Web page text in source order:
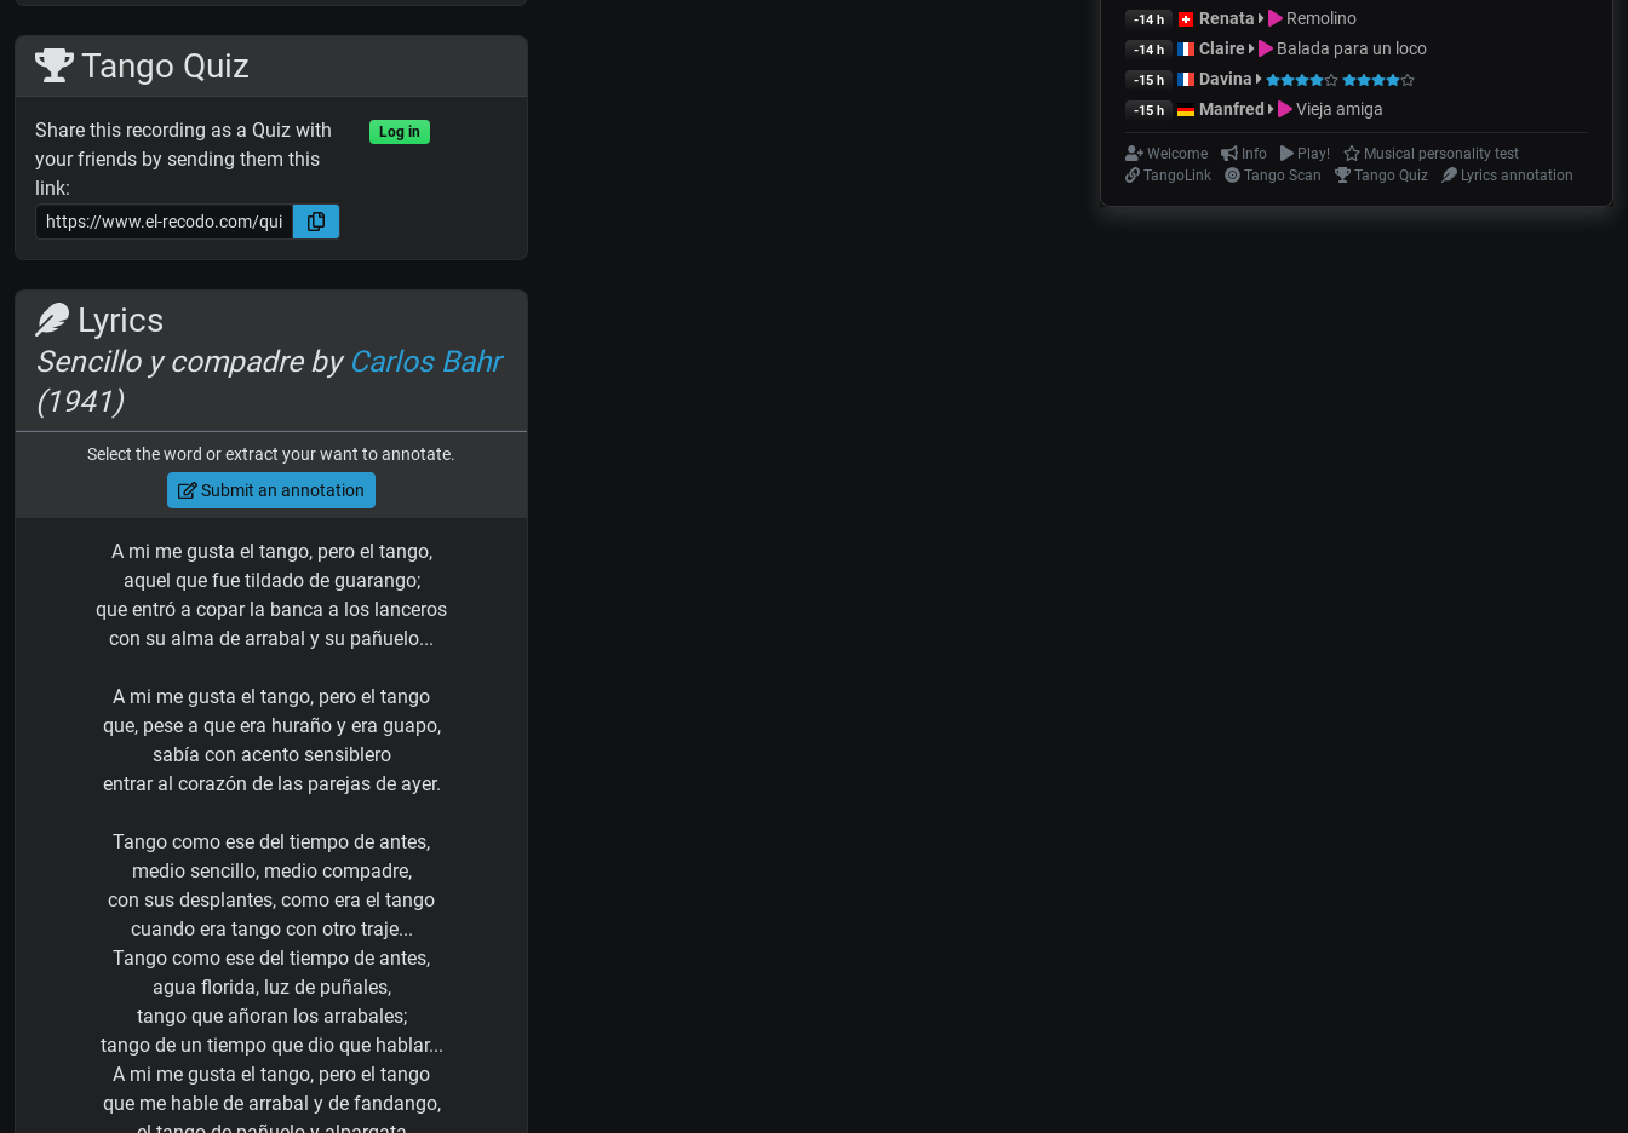
Tango Quiz
Share this recording as a Quiz with
your friends by sending them this
link:
Log in
Lyrics
Sencillo y compadre by Carlos Bahr
(1941)
Select the word or extract your want to annotate.
Submit an annotation
A mi me gusta el tango, pero el tango,
aquel que fue tildado de guarango;
que entró a copar la banca a los lanceros
con su alma de arrabal y su pañuelo...
A mi me gusta el tango, pero el tango
que, pese a que era huraño y era guapo,
sabía con acento sensiblero
entrar al corazón de las parejas de ayer.
Tango como ese del tiempo de antes,
medio sencillo, medio compadre,
con sus desplantes, como era el tango
cuando era tango con otro traje...
Tango como ese del tiempo de antes,
agua florida, luz de puñales,
tango que añoran los arrabales;
tango de un tiempo que dio que hablar...
A mi me gusta el tango, pero el tango
que me hable de arrabal y de fandango,
-14 h Renata Remolino
-14 h Claire Balada para un loco
-15 h Davina
-15 h Manfred Vieja amiga
Welcome Info Play!
Musical personality test
TangoLink
Tango Scan Tango Quiz Lyrics annotation